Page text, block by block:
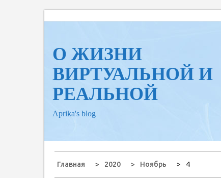
О ЖИЗНИ
ВИРТУАЛЬНОЙ И
РЕАЛЬНОЙ
Aprika's blog
Главная 2020 Ноябрь 4